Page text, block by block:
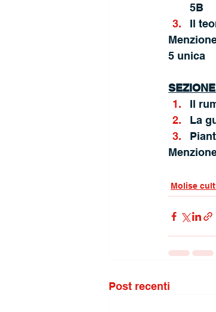
5B
Il
5 unica
Il
La
Molise
Post recenti